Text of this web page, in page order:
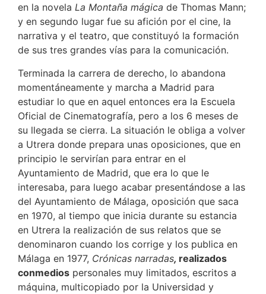
en la novela La Montaña mágica de Thomas Mann;
y en segundo lugar fue su afición por el cine, la
narrativa y el teatro, que constituyó la formación
de sus tres grandes vías para la comunicación.
Terminada la carrera de derecho, lo abandona
momentáneamente y marcha a Madrid para
estudiar lo que en aquel entonces era la Escuela
Oficial de Cinematografía, pero a los 6 meses de
su llegada se cierra. La situación le obliga a volver
a Utrera donde prepara unas oposiciones, que en
principio le servirían para entrar en el
Ayuntamiento de Madrid, que era lo que le
interesaba, para luego acabar presentándose a las
del Ayuntamiento de Málaga, oposición que saca
en 1970, al tiempo que inicia durante su estancia
en Utrera la realización de sus relatos que se
denominaron cuando los corrige y los publica en
Málaga en 1977, Crónicas narradas, realizados
conmedios personales muy limitados, escritos a
máquina, multicopiado por la Universidad y